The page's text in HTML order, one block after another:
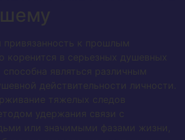
привязанность к прошлым
коренится в серьезных душевных
способна являться различным
действительности личности.
тяжелых следов
удержания связи с
или значимыми фазами жизни,